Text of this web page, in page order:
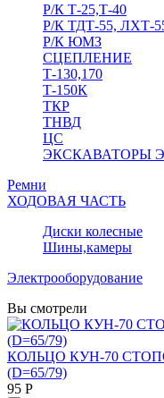
Р/К Т-25,Т-40
Р/К ТДТ-55, ЛХТ-
Р/К ЮМЗ
СЦЕПЛЕНИЕ
Т-130,170
Т-150К
ТКР
ТНВД
ЦС
ЭКСКАВАТОРЫ
Ремни
ХОДОВАЯ ЧАСТЬ
Диски колесные
Шины,камеры
Электрооборудование
Вы смотрели
КОЛЬЦО КУН-70
(D=65/79)
95 Р